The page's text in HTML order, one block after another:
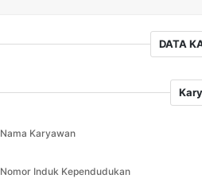
DATA
Nama Karyawan
Nomor Induk Kependudukan